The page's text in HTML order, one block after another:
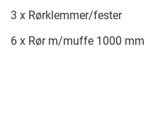
3 x Rørklemmer/fester
6 x Rør m/muffe 1000 mm